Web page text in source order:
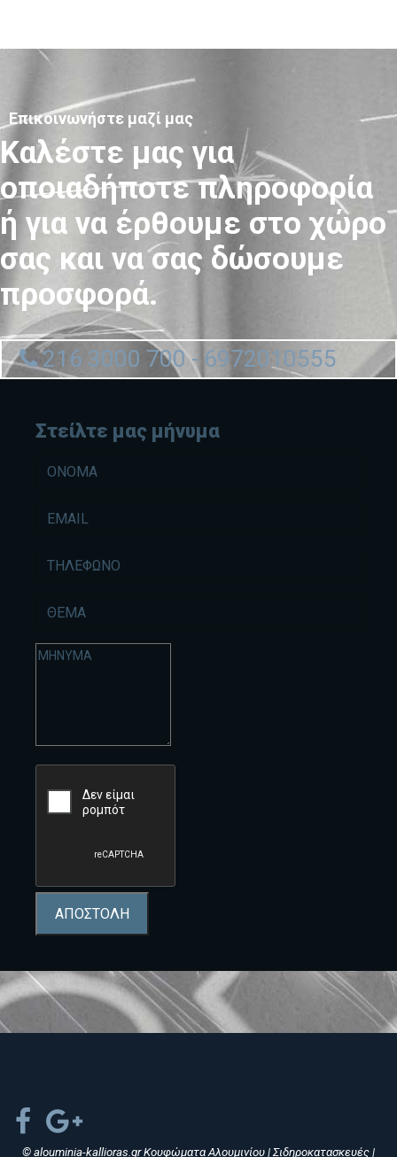
Επικοινωνήστε μαζί μας
Καλέστε μας για
οποιαδήποτε πληροφορία
ή για να έρθουμε στο χώρο
σας και να σας δώσουμε
προσφορά.
216 3000 700 - 6972010555
Στείλτε μας μήνυμα
ΑΠΟΣΤΟΛΗ
© alouminia-kallioras.gr Κουφώματα Αλουμινίου | Σιδηροκατασκευές |